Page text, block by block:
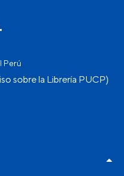
Perú
sobre la Librería PUCP)